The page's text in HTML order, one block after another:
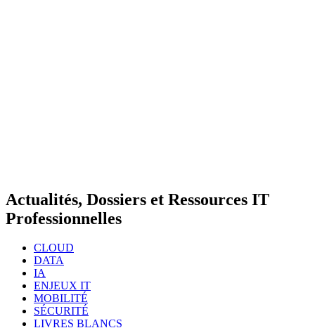
Actualités, Dossiers et Ressources IT
Professionnelles
CLOUD
DATA
IA
ENJEUX IT
MOBILITÉ
SÉCURITÉ
LIVRES BLANCS